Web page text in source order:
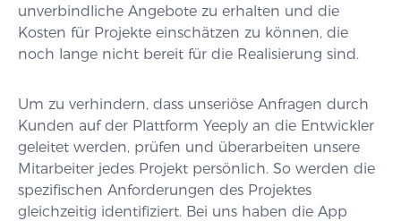
unverbindliche Angebote zu erhalten und die
Kosten für Projekte einschätzen zu können, die
noch lange nicht bereit für die Realisierung sind.
Um zu verhindern, dass unseriöse Anfragen durch
Kunden auf der Plattform Yeeply an die Entwickler
geleitet werden, prüfen und überarbeiten unsere
Mitarbeiter jedes Projekt persönlich. So werden die
spezifischen Anforderungen des Projektes
gleichzeitig identifiziert. Bei uns haben die App